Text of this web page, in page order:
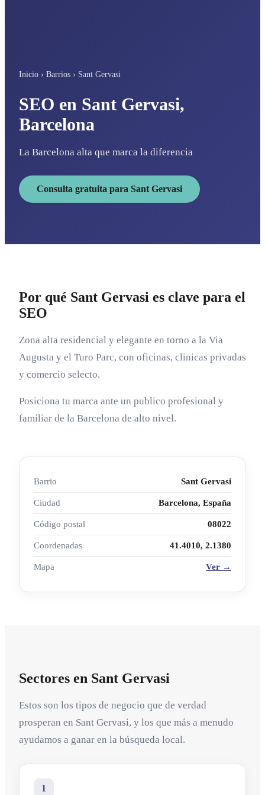
Inicio › Barrios › Sant Gervasi
SEO en Sant Gervasi,
Barcelona
La Barcelona alta que marca la diferencia
Consulta gratuita para Sant Gervasi
Por qué Sant Gervasi es clave para el
SEO
Zona alta residencial y elegante en torno a la Via
Augusta y el Turo Parc, con oficinas, clinicas privadas
y comercio selecto.
Posiciona tu marca ante un publico profesional y
familiar de la Barcelona de alto nivel.
Barrio Sant Gervasi
Ciudad Barcelona, España
Código postal 08022
Coordenadas 41.4010, 2.1380
Mapa Ver →
Sectores en Sant Gervasi
Estos son los tipos de negocio que de verdad
prosperan en Sant Gervasi, y los que más a menudo
ayudamos a ganar en la búsqueda local.
1